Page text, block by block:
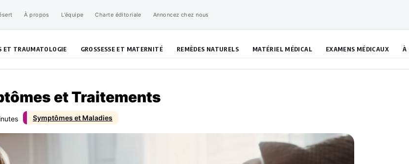
À propos L’équipe Charte éditoriale Annoncez chez nous
ET TRAUMATOLOGIE GROSSESSE ET MATERNITÉ REMÈDES NATURELS MATÉRIEL MÉDICAL EXAMENS MÉDICAUX À
Symptômes et Maladies
et Traitements